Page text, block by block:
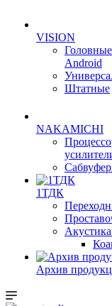
VISION
Android
Штатные
NAKAMICHI
1ТДК
Акустика
Архив